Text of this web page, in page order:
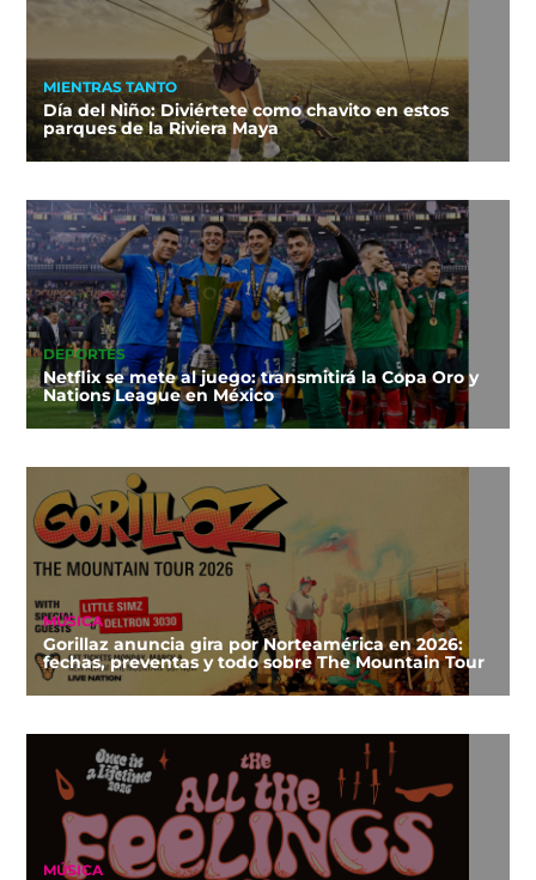
MIENTRAS TANTO
Día del Niño: Diviértete como chavito en estos
parques de la Riviera Maya
DEPORTES
Netflix se mete al juego: transmitirá la Copa Oro y
Nations League en México
MÚSICA
Gorillaz anuncia gira por Norteamérica en 2026:
fechas, preventas y todo sobre The Mountain Tour
MÚSICA